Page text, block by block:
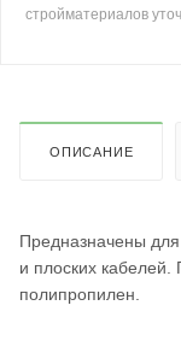
стройматериалов
ОПИСАНИЕ
Предназначены
и плоских
полипропилен.